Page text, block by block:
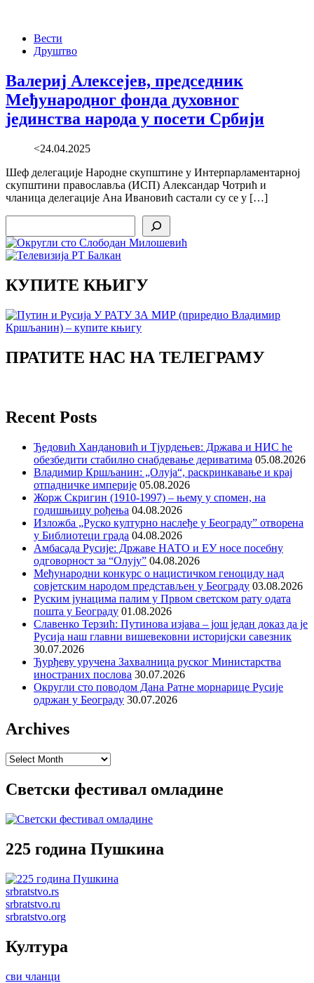
Вести
Друштво
Валериј Алексејев, председник
Међународног фонда духовног
јединства народа у посети Србији
<24.04.2025
Шеф делегације Народне скупштине у Интерпарламентарној
скупштини православља (ИСП) Александар Чотрић и
чланица делегације Ана Ивановић састали су се у […]
КУПИТЕ КЊИГУ
ПРАТИТЕ НАС НА ТЕЛЕГРАМУ
Recent Posts
Ђедовић Хандановић и Тјурдењев: Држава и НИС ће
обезбедити стабилно снабдевање дериватима 05.08.2026
Владимир Кршљанин: „Олуја“, раскринкавање и крај
отпадничке империје 05.08.2026
Жорж Скригин (1910-1997) – њему у спомен, на
годишњицу рођења 04.08.2026
Изложба „Руско културно наслеђе у Београду” отворена
у Библиотеци града 04.08.2026
Амбасада Русије: Државе НАТО и ЕУ носе посебну
одговорност за “Олују” 04.08.2026
Међународни конкурс о нацистичком геноциду над
совјетским народом представљен у Београду 03.08.2026
Руским јунацима палим у Првом светском рату одата
пошта у Београду 01.08.2026
Славенко Терзић: Путинова изјава – још један доказ да је
Русија наш главни вишевековни историјски савезник
30.07.2026
Ђурђеву уручена Захвалница руског Министарства
иностраних послова 30.07.2026
Округли сто поводом Дана Ратне морнарице Русије
одржан у Београду 30.07.2026
Archives
Archives
Светски фестивал омладине
225 година Пушкина
srbratstvo.rs
srbratstvo.ru
srbratstvo.org
Култура
сви чланци